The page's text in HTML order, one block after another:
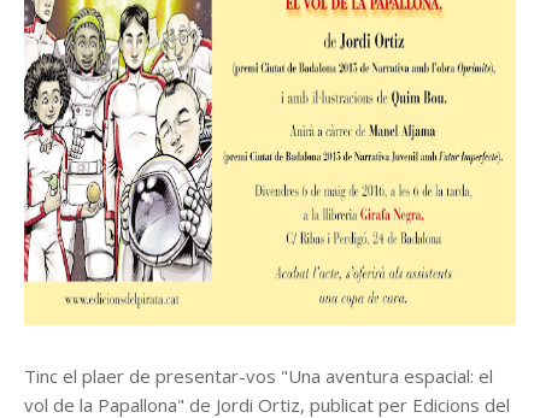
Tinc el plaer de presentar-vos "Una aventura espacial: el
vol de la Papallona" de Jordi Ortiz, publicat per Edicions del